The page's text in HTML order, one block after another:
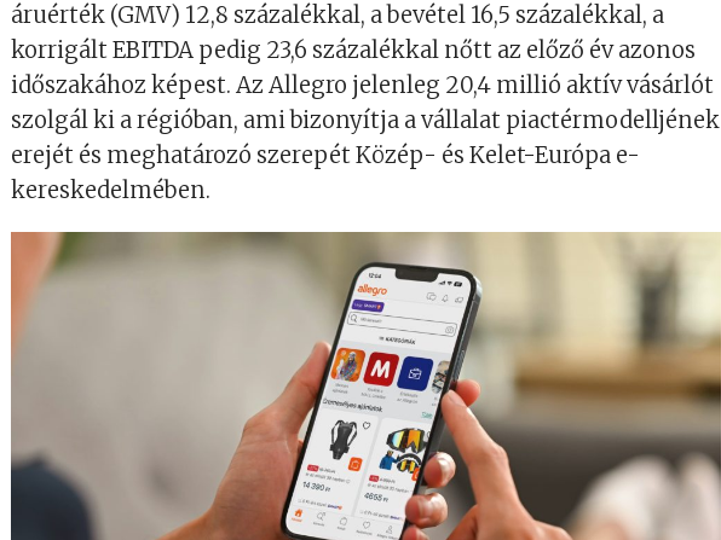
áruérték (GMV) 12,8 százalékkal, a bevétel 16,5 százalékkal, a
korrigált EBITDA pedig 23,6 százalékkal nőtt az előző év azonos
időszakához képest. Az Allegro jelenleg 20,4 millió aktív vásárlót
szolgál ki a régióban, ami bizonyítja a vállalat piactérmodelljének
erejét és meghatározó szerepét Közép- és Kelet-Európa e-
kereskedelmében.